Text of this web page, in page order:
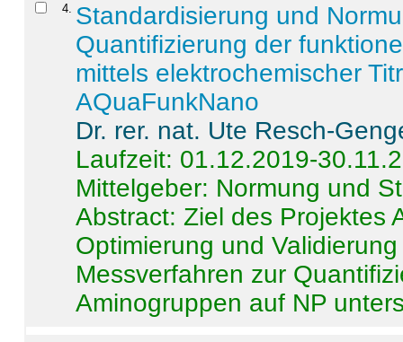
4 Standardisierung und
Quantifizierung der
mittels elektrochemischer
AQuaFunkNano
Dr. rer. nat. Ute Resch-
Laufzeit: 01.12.2019-
Mittelgeber: Normung und
Abstract:Ziel des Projektes
Optimierung und
Messverfahren zur
Aminogruppen auf NP